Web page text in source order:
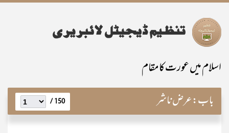
اسلام میں عورت کا مقام
باب:عرض ناشر 150 /